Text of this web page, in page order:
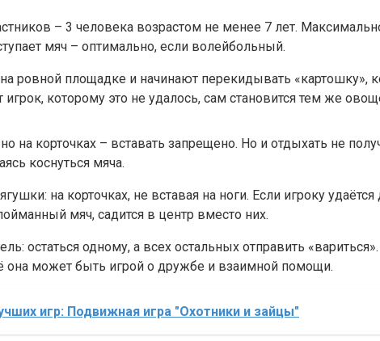
– 3 человека возрастом не менее 7 лет.
мяч – оптимально, если волейбольный.
ровной площадке и начинают перекидывать «картошку»,
игрок, которому это не удалось, сам становится тем же
на корточках – вставать запрещено. Но и отдыхать не
коснуться мяча.
на корточках, не вставая на ноги. Если игроку
мяч, садится в центр вместо них.
остаться одному, а всех остальных отправить
она может быть игрой о дружбе и взаимной помощи.
игр: Подвижная игра "Охотники и зайцы"